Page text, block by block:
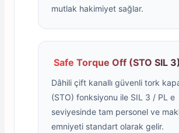
mutlak hakimiyet sağlar.
Safe Torque Off (STO SIL 3)
Dâhili çift kanallı güvenli tork
(STO) fonksiyonu ile SIL 3 / PL e
seviyesinde tam personel ve
emniyeti standart olarak gelir.